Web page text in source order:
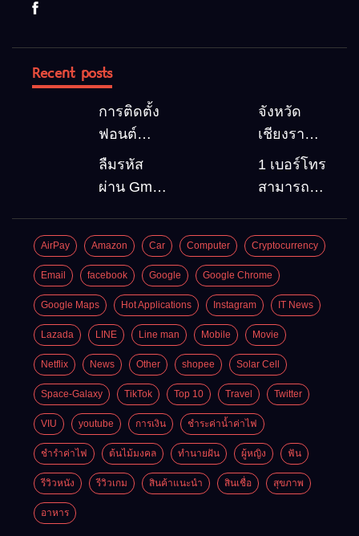
Recent posts
การติดตั้ง
ฟอนต์
(Font)
ลงบน
จังหวัด
เชียงราย 5
สถานที่
ท่องเที่ยว
ลืมรหัส
ผ่าน Gmail
Google
account
อัพเดต
ล่าสุด
1 เบอร์โทร
สามารถ
Gmail
บัญชีใหม่
ได้กี่ครั้ง?
กี่บัญชี ?
AirPay Amazon Car Computer Cryptocurrency
Email facebook Google Google Chrome
Google Maps Hot Applications Instagram IT News
Lazada LINE Line man Mobile Movie
Netflix News Other shopee Solar Cell
Space-Galaxy TikTok Top 10 Travel Twitter
VIU youtube การเงิน ชำระค่าน้ำค่าไฟ
ชำรำค่าไฟ ต้นไม้มงคล ทำนายฝัน ผู้หญิง ฟัน
รีวิวหนัง รีวิวเกม สินค้าแนะนำ สินเชื่อ สุขภาพ
อาหาร